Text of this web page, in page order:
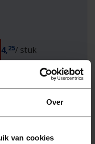
Over
van cookies
4,25/ stuk
11,95/ stuk